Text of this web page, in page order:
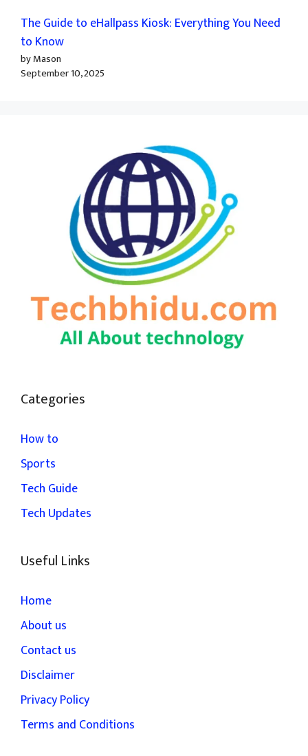
The Guide to eHallpass Kiosk: Everything You Need
to Know
by Mason
September 10, 2025
Categories
How to
Sports
Tech Guide
Tech Updates
Useful Links
Home
About us
Contact us
Disclaimer
Privacy Policy
Terms and Conditions